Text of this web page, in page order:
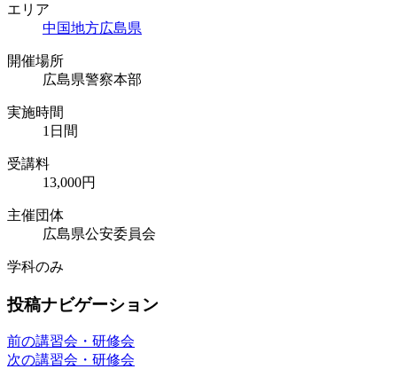
エリア
中国地方広島県
開催場所
広島県警察本部
実施時間
1日間
受講料
13,000円
主催団体
広島県公安委員会
学科のみ
投稿ナビゲーション
前の講習会・研修会
次の講習会・研修会